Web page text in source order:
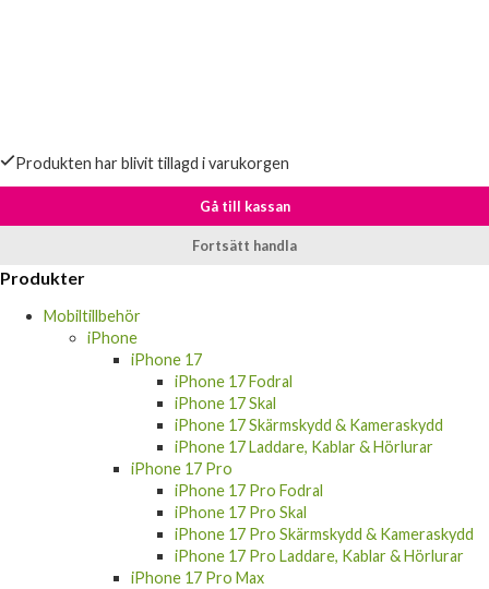
Gå till kassan
Fortsätt handla
iPhone
iPhone 17
iPhone 17 Fodral
iPhone 17 Skal
iPhone 17 Skärmskydd & Kameraskydd
iPhone 17 Laddare, Kablar & Hörlurar
iPhone 17 Pro
iPhone 17 Pro Fodral
iPhone 17 Pro Skal
iPhone 17 Pro Skärmskydd & Kameraskydd
iPhone 17 Pro Laddare, Kablar & Hörlurar
iPhone 17 Pro Max
iPhone 17 Pro Max Fodral